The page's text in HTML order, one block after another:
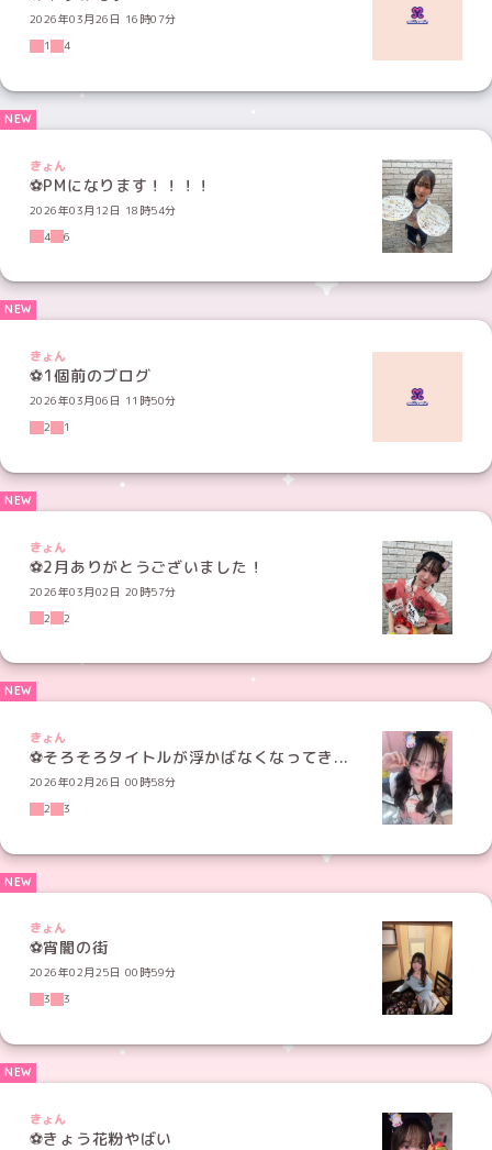
2026年03月26日 16時07分
1
4
きょん
⚽️PMになります！！！！
2026年03月12日 18時54分
4
6
きょん
⚽️1個前のブログ
2026年03月06日 11時50分
2
1
きょん
⚽️2月ありがとうございました！
2026年03月02日 20時57分
2
2
きょん
⚽️そろそろタイトルが浮かばなくなってき...
2026年02月26日 00時58分
2
3
きょん
⚽️宵闇の街
2026年02月25日 00時59分
3
3
きょん
⚽️きょう花粉やばい